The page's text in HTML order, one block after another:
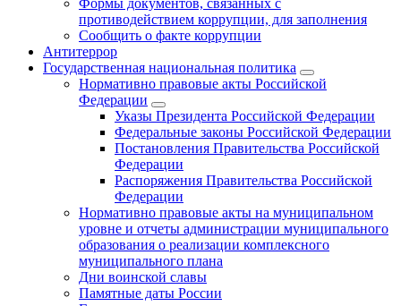
Формы документов, связанных с
противодействием коррупции, для заполнения
Сообщить о факте коррупции
Антитеррор
Государственная национальная политика
Нормативно правовые акты Российской
Федерации
Указы Президента Российской Федерации
Федеральные законы Российской Федерации
Постановления Правительства Российской
Федерации
Распоряжения Правительства Российской
Федерации
Нормативно правовые акты на муниципальном
уровне и отчеты администрации муниципального
образования о реализации комплексного
муниципального плана
Дни воинской славы
Памятные даты России